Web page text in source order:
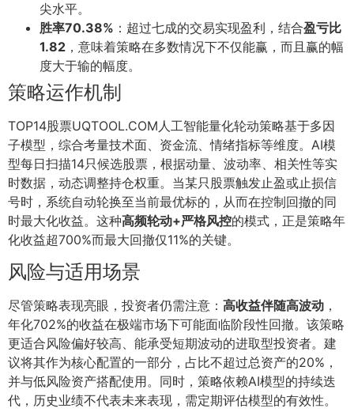
尖水平。
胜率70.38% ：超过七成的交易实现盈利，结合盈亏比
1.82 ，意味着策略在多数情况下不仅能赢，而且赢的幅
度大于输的幅度。
策略运作机制
TOP14股票UQTOOL.COM人工智能量化轮动策略基于多因
子模型，综合考量技术面、资金流、情绪指标等维度。AI模
型每日扫描14只候选股票，根据动量、波动率、相关性等实
时数据，动态调整持仓权重。当某只股票触发止盈或止损信
号时，系统自动轮换至当前最优标的，从而在控制回撤的同
时最大化收益。这种高频轮动+严格风控的模式，正是策略年
化收益超700%而最大回撤仅11%的关键。
风险与适用场景
尽管策略表现亮眼，投资者仍需注意： 高收益伴随高波动 ，
年化702%的收益在极端市场下可能面临阶段性回撤。该策略
更适合风险偏好较高、能承受短期波动的进取型投资者。建
议将其作为核心配置的一部分，占比不超过总资产的20%，
并与低风险资产搭配使用。同时，策略依赖AI模型的持续迭
代，历史业绩不代表未来表现，需定期评估模型的有效性。